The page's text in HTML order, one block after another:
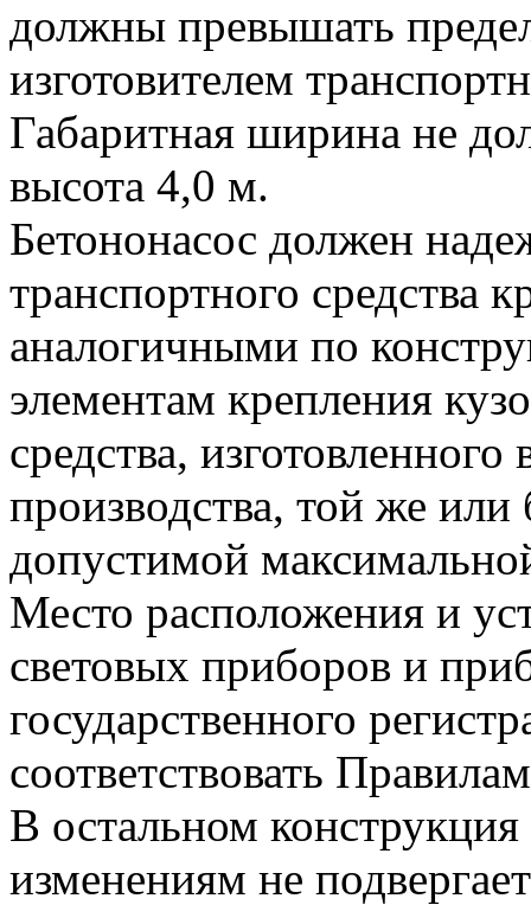
должны превышать
изготовителем
Габаритная ширина не
высота 4,0 м.
Бетононасос должен
транспортного средства
аналогичными по
элементам крепления
средства,
производства, той же
допустимой
Место расположения и
световых приборов и
государственного
соответствовать
В остальном конструкция
изменениям не